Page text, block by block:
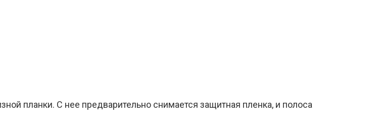
планки. С нее предварительно снимается защитная пленка, и полоса